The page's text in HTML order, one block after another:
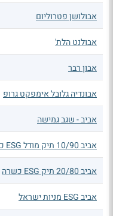
אבולושן פטרוליום
אבולנט הלת'
אבון רבר
אבונדיה גלובל אימפקט גרופ
אביב - שגב גמישה
אביב 10/90 תיק מודל ESG כשרה
אביב 20/80 תיק ESG כשרה
אביב ESG מניות ישראל